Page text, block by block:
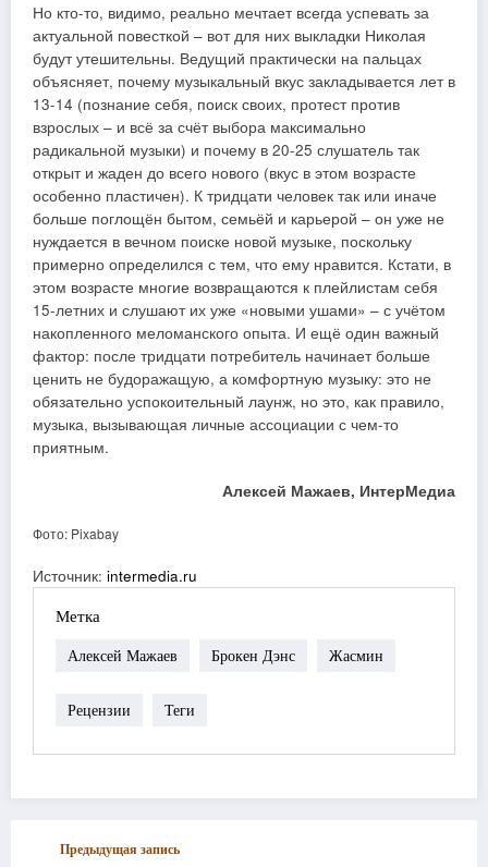
Но кто-то, видимо, реально мечтает всегда успевать за
актуальной повесткой – вот для них выкладки Николая
будут утешительны. Ведущий практически на пальцах
объясняет, почему музыкальный вкус закладывается лет в
13-14 (познание себя, поиск своих, протест против
взрослых – и всё за счёт выбора максимально
радикальной музыки) и почему в 20-25 слушатель так
открыт и жаден до всего нового (вкус в этом возрасте
особенно пластичен). К тридцати человек так или иначе
больше поглощён бытом, семьёй и карьерой – он уже не
нуждается в вечном поиске новой музыке, поскольку
примерно определился с тем, что ему нравится. Кстати, в
этом возрасте многие возвращаются к плейлистам себя
15-летних и слушают их уже «новыми ушами» – с учётом
накопленного меломанского опыта. И ещё один важный
фактор: после тридцати потребитель начинает больше
ценить не будоражащую, а комфортную музыку: это не
обязательно успокоительный лаунж, но это, как правило,
музыка, вызывающая личные ассоциации с чем-то
приятным.
Алексей Мажаев, ИнтерМедиа
Фото: Pixabay
Источник: intermedia.ru
Метка
Алексей Мажаев Брокен Дэнс Жасмин
Рецензии Теги
Предыдущая запись